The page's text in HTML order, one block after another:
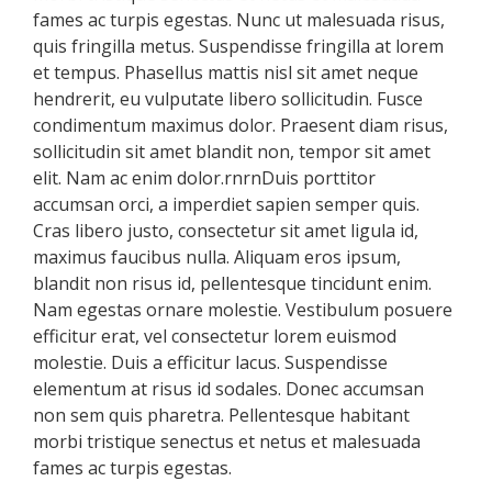
fames ac turpis egestas. Nunc ut malesuada risus,
quis fringilla metus. Suspendisse fringilla at lorem
et tempus. Phasellus mattis nisl sit amet neque
hendrerit, eu vulputate libero sollicitudin. Fusce
condimentum maximus dolor. Praesent diam risus,
sollicitudin sit amet blandit non, tempor sit amet
elit. Nam ac enim dolor.rnrnDuis porttitor
accumsan orci, a imperdiet sapien semper quis.
Cras libero justo, consectetur sit amet ligula id,
maximus faucibus nulla. Aliquam eros ipsum,
blandit non risus id, pellentesque tincidunt enim.
Nam egestas ornare molestie. Vestibulum posuere
efficitur erat, vel consectetur lorem euismod
molestie. Duis a efficitur lacus. Suspendisse
elementum at risus id sodales. Donec accumsan
non sem quis pharetra. Pellentesque habitant
morbi tristique senectus et netus et malesuada
fames ac turpis egestas.